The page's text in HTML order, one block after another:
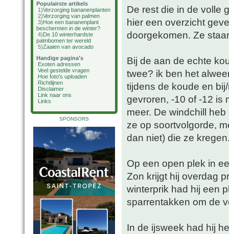
Populairste artikels
1)Verzorging bananenplanten
2)Verzorging van palmen
3)Hoe een bananenplant
beschermen in de winter?
4)De 10 winterhardste
palmbomen ter wereld
5)Zaaien van avocado
Handige pagina's
Exoten adressen
Veel gestelde vragen
Hoe foto's uploaden
Richtlijnen
Disclaimer
Link naar ons
Links
SPONSORS
De rest die in de volle
hier een overzicht
doorgekomen. Ze
Bij de aan de echte
twee? ik ben het
tijdens de koude en
gevroren, -10 of -12 is
meer. De windchill
ze op soortvolgorde,
dan niet) die ze
Op een open plek in
Zon krijgt hij overdag
winterprik had hij een
sparrentakken om de
In de ijsweek had hij